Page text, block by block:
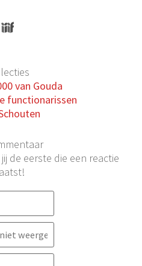
van Gouda
functionarissen
de eerste die een reactie